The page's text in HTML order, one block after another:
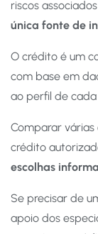
riscos
única fonte de
O crédito é um
com base em
ao perfil de cada
Comparar
crédito
escolhas
Se precisar de
apoio dos